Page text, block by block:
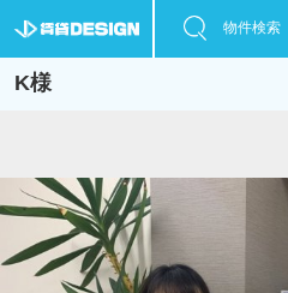
物件検索
K様